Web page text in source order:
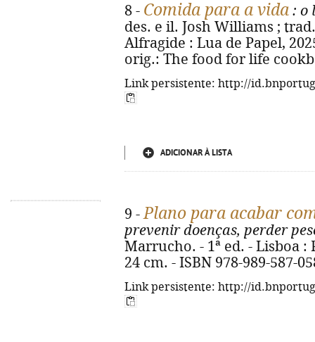
8 - Comida para a vida : o
des. e il. Josh Williams ;
Alfragide : Lua de Papel,
orig.: The food for life
Link persistente: http://
ADICIONAR À LISTA
9 -Plano para acabar
prevenir doenças, perder
Marrucho. - 1ª ed. - Lisboa :
24 cm. - ISBN 978-989-587-
Link persistente: http://